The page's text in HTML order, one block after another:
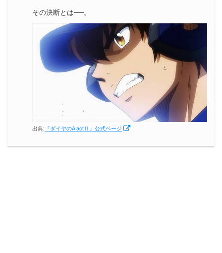
その決断とは──。
出典: 『ダイヤのA actⅡ』公式ページ